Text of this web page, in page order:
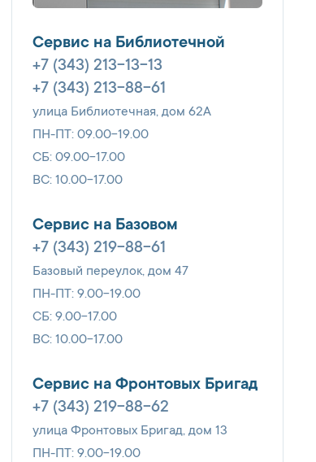
Сервис на Библиотечной
+7 (343) 213-13-13
+7 (343) 213-88-61
улица Библиотечная, дом 62А
ПН-ПТ: 09.00-19.00
СБ: 09.00-17.00
ВС: 10.00-17.00
Сервис на Базовом
+7 (343) 219-88-61
Базовый переулок, дом 47
ПН-ПТ: 9.00-19.00
СБ: 9.00-17.00
ВС: 10.00-17.00
Сервис на Фронтовых Бригад
+7 (343) 219-88-62
улица Фронтовых Бригад, дом 13
ПН-ПТ: 9.00-19.00